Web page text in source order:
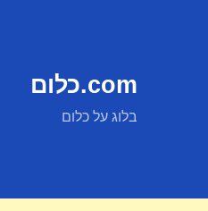
com.כלום
בלוג על כלום